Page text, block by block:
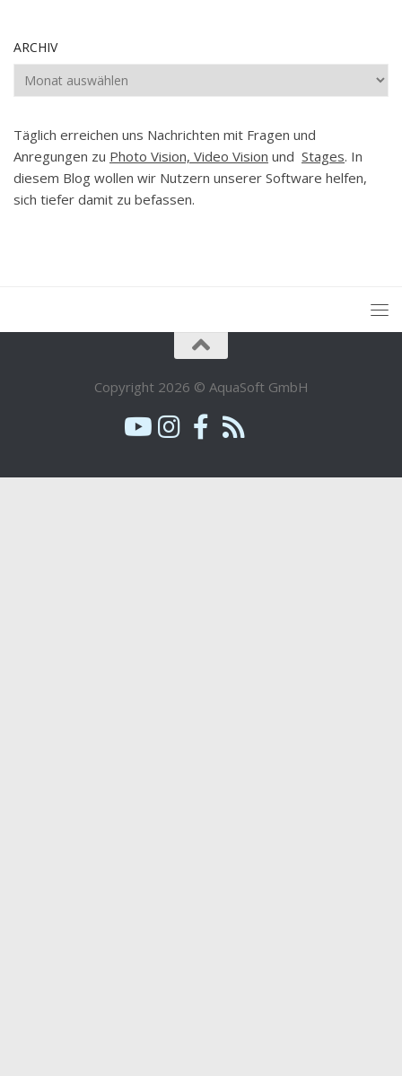
ARCHIV
Archiv
Täglich erreichen uns Nachrichten mit Fragen und
Anregungen zu Photo Vision, Video Vision und Stages. In
diesem Blog wollen wir Nutzern unserer Software helfen,
sich tiefer damit zu befassen.
Copyright 2026 © AquaSoft GmbH